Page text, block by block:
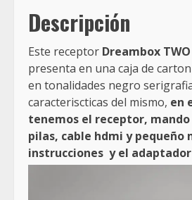
Descripción
Este receptor Dreambox
presenta en una caja de
en tonalidades negro
caracteriscticas del mismo, en
tenemos el receptor,
pilas, cable hdmi y pequeño
instrucciones y el